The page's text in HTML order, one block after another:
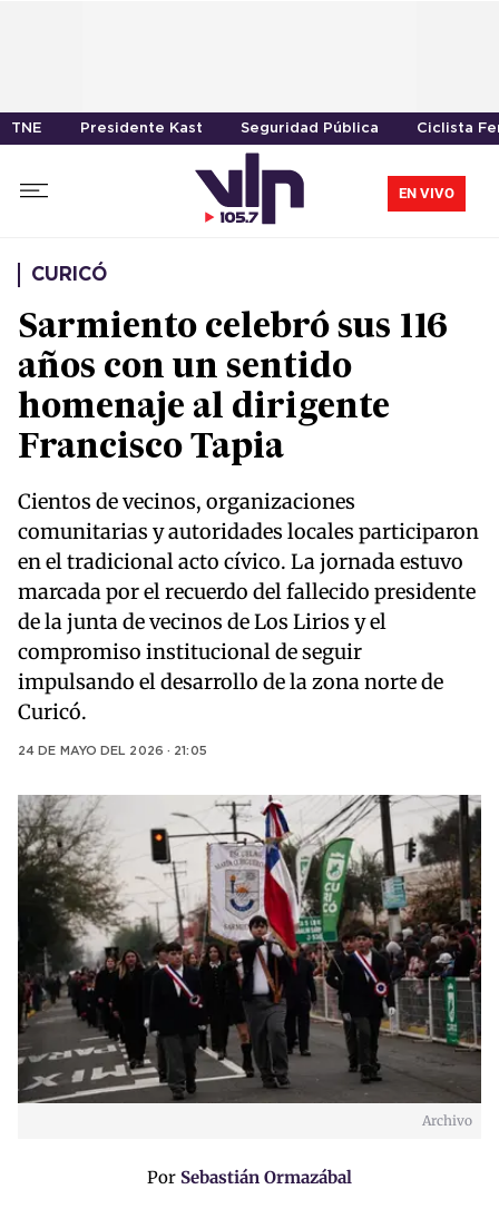
TNE Presidente Kast Seguridad Pública Ciclista
EN VIVO
CURICÓ
Sarmiento celebró sus 116
años con un sentido
homenaje al dirigente
Francisco Tapia
Cientos de vecinos, organizaciones
comunitarias y autoridades locales participaron
en el tradicional acto cívico. La jornada estuvo
marcada por el recuerdo del fallecido presidente
de la junta de vecinos de Los Lirios y el
compromiso institucional de seguir
impulsando el desarrollo de la zona norte de
Curicó.
24 DE MAYO DEL 2026 · 21:05
Archivo
Por Sebastián Ormazábal